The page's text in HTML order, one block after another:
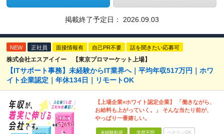
掲載終了予定日： 2026.09.03
NEW 正社員 面接情報有 自己PR不要 話を聞きたい応募可
株式会社エスアイイー 【東京プロマーケット上場】
【ITサポート事務】未経験からIT業界へ｜平均年収517万円｜ホワ
イト企業認定｜年休134日｜リモートOK
【上場企業×ホワイト認定企業】 「働きながら、
お給料も上がっていく。」 そんな当たり前が、
やっぱり一番嬉しい。
未経験歓迎 学歴不問 ベテランOK